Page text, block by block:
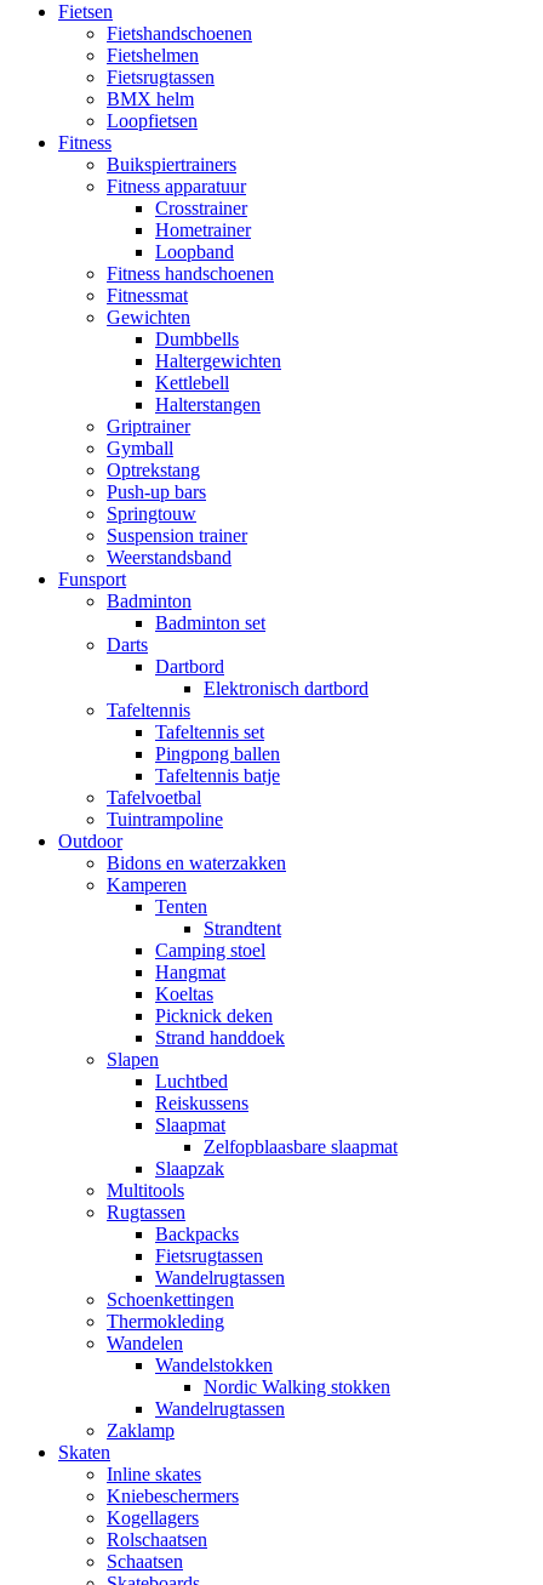
Fietsen
Fietshandschoenen
Fietshelmen
Fietsrugtassen
BMX helm
Loopfietsen
Fitness
Buikspiertrainers
Fitness apparatuur
Crosstrainer
Hometrainer
Loopband
Fitness handschoenen
Fitnessmat
Gewichten
Dumbbells
Haltergewichten
Kettlebell
Halterstangen
Griptrainer
Gymball
Optrekstang
Push-up bars
Springtouw
Suspension trainer
Weerstandsband
Funsport
Badminton
Badminton set
Darts
Dartbord
Elektronisch dartbord
Tafeltennis
Tafeltennis set
Pingpong ballen
Tafeltennis batje
Tafelvoetbal
Tuintrampoline
Outdoor
Bidons en waterzakken
Kamperen
Tenten
Strandtent
Camping stoel
Hangmat
Koeltas
Picknick deken
Strand handdoek
Slapen
Luchtbed
Reiskussens
Slaapmat
Zelfopblaasbare slaapmat
Slaapzak
Multitools
Rugtassen
Backpacks
Fietsrugtassen
Wandelrugtassen
Schoenkettingen
Thermokleding
Wandelen
Wandelstokken
Nordic Walking stokken
Wandelrugtassen
Zaklamp
Skaten
Inline skates
Kniebeschermers
Kogellagers
Rolschaatsen
Schaatsen